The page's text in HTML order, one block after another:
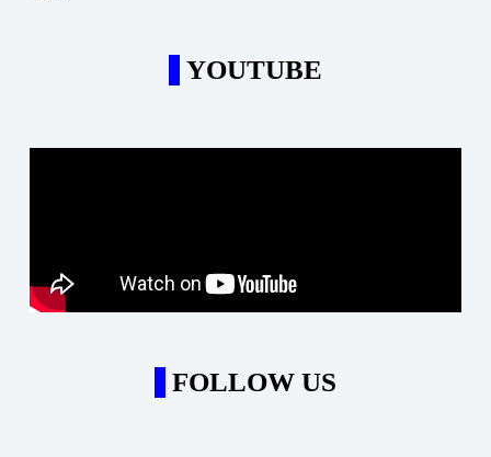
YOUTUBE
FOLLOW US